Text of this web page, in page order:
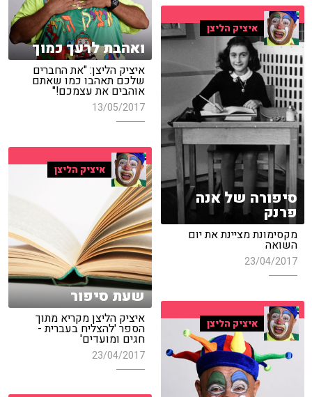
ואהבת לרעך כמוך
איציק הליצן: "את החברים
שלכם תאהבו כמו שאתם
אוהבים את עצמכם!"
13/05/2017
איציק הליצן
סיפורה של אנה
פרנק
מקסימונת מציינת את יום
השואה
23/04/2017
איציק הליצן
שעת סיפור
איציק הליצן מקריא מתוך
הספר 'להצליח בעברית -
חגים ומועדים'
23/04/2017
איציק הליצן